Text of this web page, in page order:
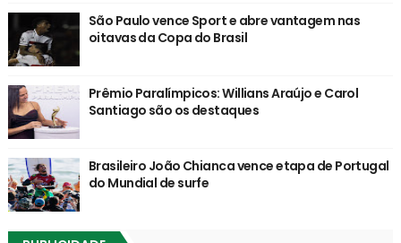
São Paulo vence Sport e abre vantagem nas
oitavas da Copa do Brasil
Prêmio Paralímpicos: Willians Araújo e Carol
Santiago são os destaques
Brasileiro João Chianca vence etapa de Portugal
do Mundial de surfe